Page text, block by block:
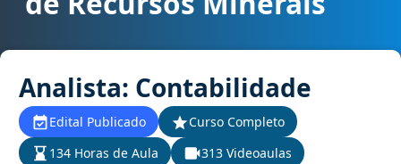
Analista: Contabilidade
Edital Publicado
Curso Completo
134 Horas de Aula
313 Videoaulas